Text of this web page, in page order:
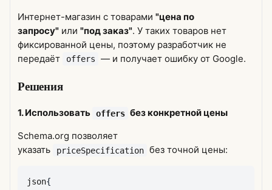
Интернет-магазин с товарами "цена по
запросу" или "под заказ". У таких товаров нет
фиксированной цены, поэтому разработчик не
передаёт
offers — и получает ошибку от Google.
Решения
1. Использовать offers без конкретной цены
Schema.org позволяет
указать
priceSpecification без точной цены:
json{